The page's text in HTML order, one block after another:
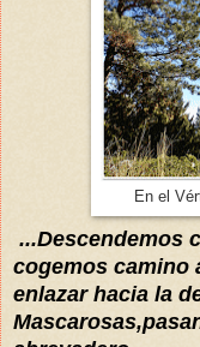
En el
...Descendemos
cogemos camino
enlazar hacia la